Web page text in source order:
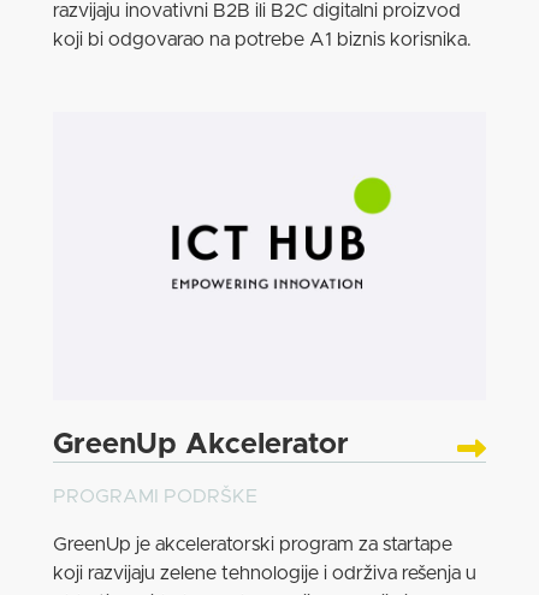
razvijaju inovativni B2B ili B2C digitalni proizvod
koji bi odgovarao na potrebe A1 biznis korisnika.
GreenUp Akcelerator
PROGRAMI PODRŠKE
GreenUp je akceleratorski program za startape
koji razvijaju zelene tehnologije i održiva rešenja u